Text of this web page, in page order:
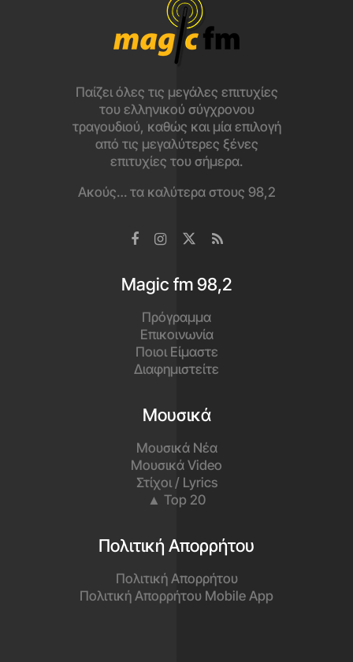
Παίζει όλες τις μεγάλες επιτυχίες
του ελληνικού σύγχρονου
τραγουδιού, καθώς και μία επιλογή
από τις μεγαλύτερες ξένες
επιτυχίες του σήμερα.
Ακούς… τα καλύτερα στους 98,2
Magic fm 98,2
Πρόγραμμα
Επικοινωνία
Ποιοι Είμαστε
Διαφημιστείτε
Μουσικά
Μουσικά Νέα
Μουσικά Video
Στίχοι / Lyrics
▲ Top 20
Πολιτική Απορρήτου
Πολιτική Απορρήτου
Πολιτική Απορρήτου Mobile App